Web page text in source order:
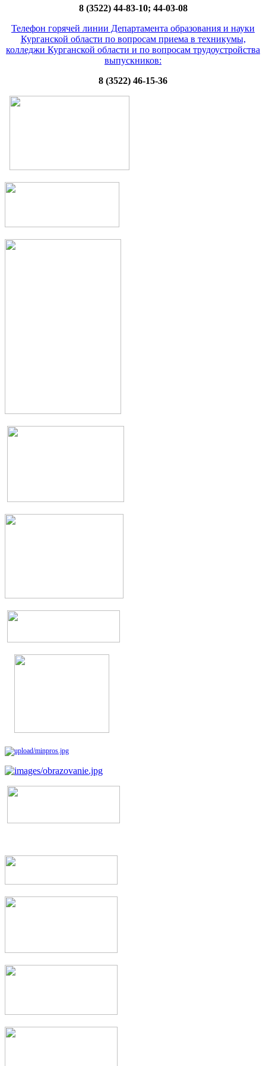
8 (3522) 44-83-10; 44-03-08
Телефон горячей линии Департамента образования и науки
Курганской области по вопросам приема в техникумы,
колледжи Курганской области и по вопросам трудоустройства
выпускников:
8 (3522) 46-15-36